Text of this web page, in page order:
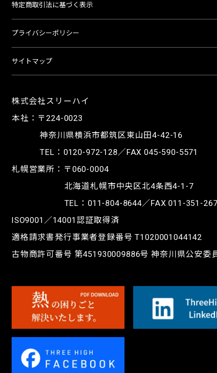
株式会社スリーハイ
本社：〒224-0023
神奈川県横浜市都筑区東山田4-42-16
TEL： 0120-972-128／FAX 045-590-5571
札幌営業所：〒060-0004
北海道札幌市中央区北4条西4-1-7
TEL： 011-804-8644／FAX 011-351-
ISO9001／14001認証取得済
適格請求書発行事業者登録番号 T1020001044142
古物商許可番号 第451930009886号 神奈川県公安委
特定商取引法に基づく表示
プライバシーポリシー
サイトマップ